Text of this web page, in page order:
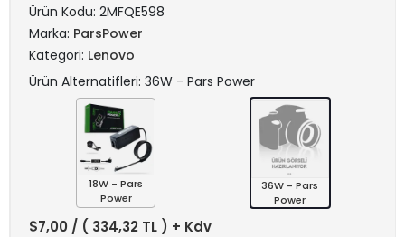
Ürün Kodu: 2MFQE598
Marka: ParsPower
Kategori: Lenovo
Ürün Alternatifleri: 36W - Pars Power
18W - Pars
Power
36W - Pars
Power
$7,00 / ( 334,32 TL ) + Kdv